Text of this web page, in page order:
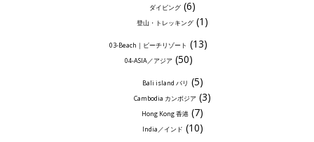
ダイビング (6)
登山・トレッキング (1)
03-Beach｜ビーチリゾート (13)
04-ASIA／アジア(50)
Bali island バリ (5)
Cambodia カンボジア (3)
Hong Kong 香港 (7)
India／インド (10)